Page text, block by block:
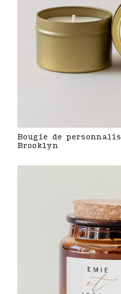
Bougie de
Brooklyn